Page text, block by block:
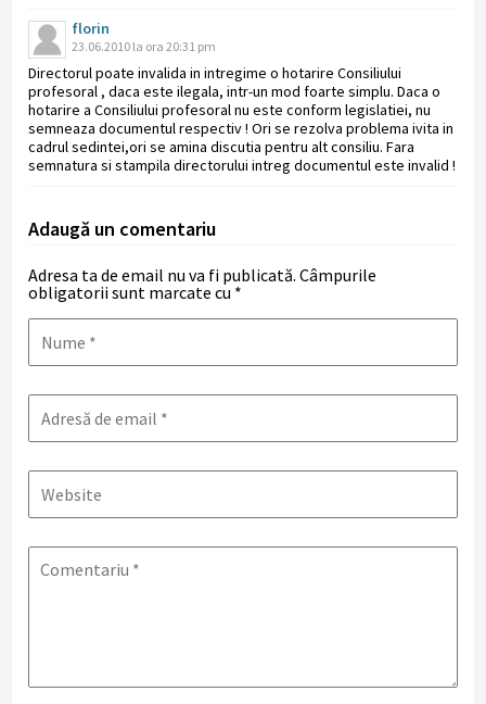
florin
23.06.2010 la ora 20:31 pm
Directorul poate invalida in intregime o hotarire Consiliului
profesoral , daca este ilegala, intr-un mod foarte simplu. Daca o
hotarire a Consiliului profesoral nu este conform legislatiei, nu
semneaza documentul respectiv ! Ori se rezolva problema ivita in
cadrul sedintei,ori se amina discutia pentru alt consiliu. Fara
semnatura si stampila directorului intreg documentul este invalid !
Adaugă un comentariu
Adresa ta de email nu va fi publicată. Câmpurile
obligatorii sunt marcate cu *